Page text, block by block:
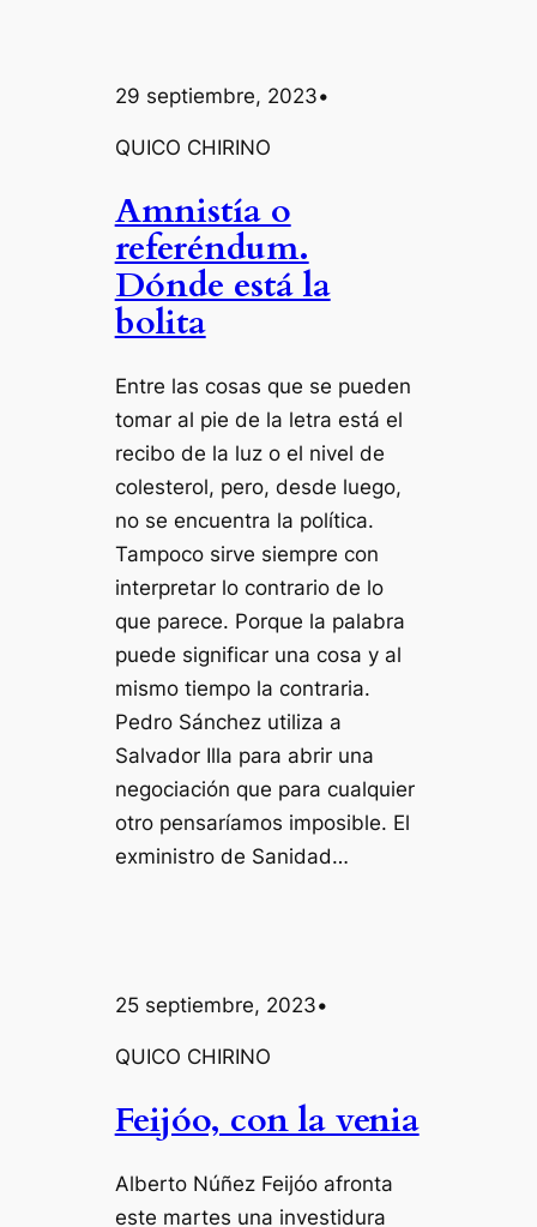
29 septiembre, 2023•
QUICO CHIRINO
Amnistía o
referéndum.
Dónde está la
bolita
Entre las cosas que se pueden
tomar al pie de la letra está el
recibo de la luz o el nivel de
colesterol, pero, desde luego,
no se encuentra la política.
Tampoco sirve siempre con
interpretar lo contrario de lo
que parece. Porque la palabra
puede significar una cosa y al
mismo tiempo la contraria.
Pedro Sánchez utiliza a
Salvador Illa para abrir una
negociación que para cualquier
otro pensaríamos imposible. El
exministro de Sanidad…
25 septiembre, 2023•
QUICO CHIRINO
Feijóo, con la venia
Alberto Núñez Feijóo afronta
este martes una investidura